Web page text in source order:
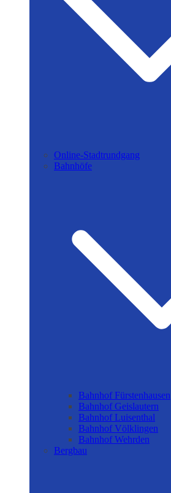
Online-Stadtrundgang
Bahnhöfe
Bahnhof Fürstenhausen
Bahnhof Geislautern
Bahnhof Luisenthal
Bahnhof Völklingen
Bahnhof Wehrden
Bergbau